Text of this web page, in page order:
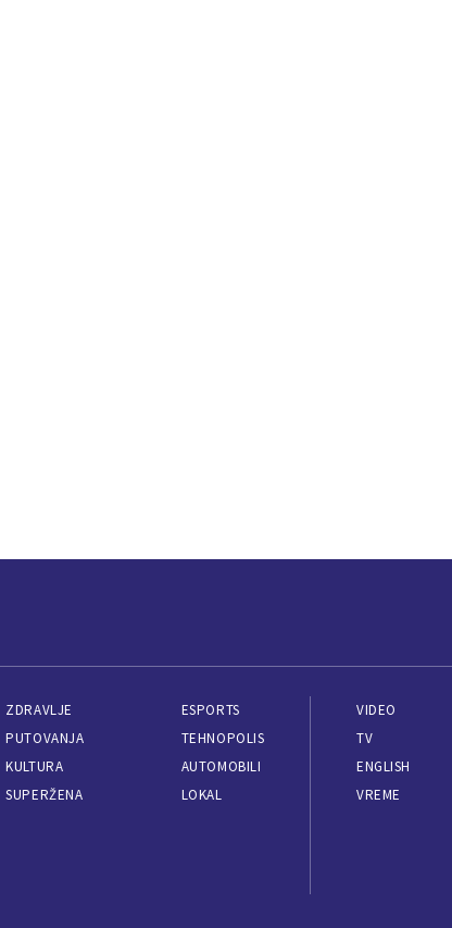
ZDRAVLJE
PUTOVANJA
KULTURA
SUPERŽENA
ESPORTS
TEHNOPOLIS
AUTOMOBILI
LOKAL
VIDEO
TV
ENGLISH
VREME